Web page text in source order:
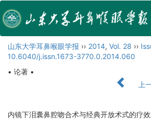
山东大学耳鼻喉眼学报 ›› 2014, Vol. 28 ››
10.6040/j.issn.1673-3770.0.2014.060
• 论著 •
上
内镜下泪囊鼻腔吻合术与经典开放术式的疗